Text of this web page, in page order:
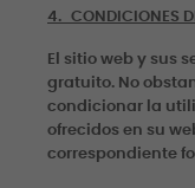
4. CONDICIONES
El sitio web y sus
gratuito. No
condicionar la
ofrecidos en su
correspondiente